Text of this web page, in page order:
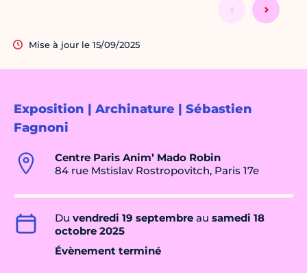
Exposition | Archinature | Sébastien
Fagnoni
Centre Paris Anim’ Mado Robin
84 rue Mstislav Rostropovitch, Paris 17e
Du vendredi 19 septembre au samedi 18
octobre 2025
Évènement terminé
Mise à jour le 15/09/2025